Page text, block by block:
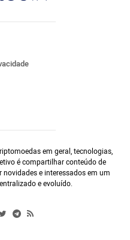
em geral, tecnologias,
é compartilhar conteúdo de
e interessados em um
e evoluído.